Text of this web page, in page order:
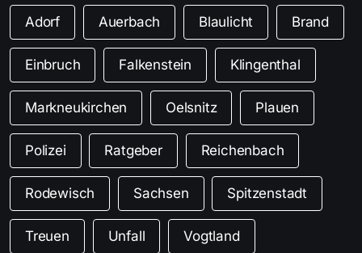
Adorf Auerbach Blaulicht Brand
Einbruch Falkenstein Klingenthal
Markneukirchen Oelsnitz Plauen
Polizei Ratgeber Reichenbach
Rodewisch Sachsen Spitzenstadt
Treuen Unfall Vogtland